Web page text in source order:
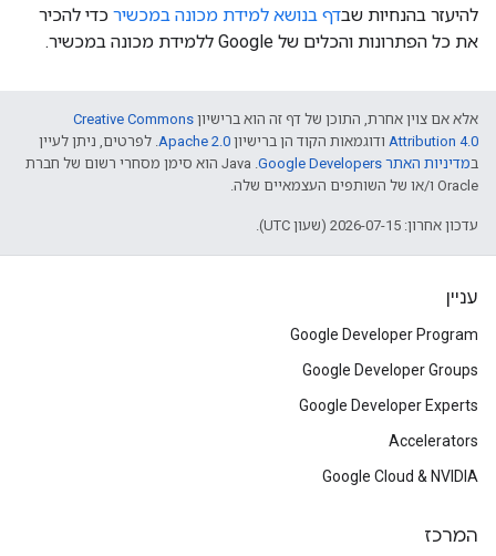
להיעזר בהנחיות שבדף בנושא למידת מכונה במכשיר כדי להכיר
את כל הפתרונות והכלים של Google ללמידת מכונה במכשיר.
אלא אם צוין אחרת, התוכן של דף זה הוא ברישיון Creative Commons
Attribution 4.0 ודוגמאות הקוד הן ברישיון Apache 2.0. לפרטים, ניתן לעיין
במדיניות האתר Google Developers‏
.‏ Java הוא סימן מסחרי רשום של חברת
Oracle ו/או של השותפים העצמאיים שלה.
עדכון אחרון: 2026-07-15 (שעון UTC).
עניין
Google Developer Program
Google Developer Groups
Google Developer Experts
Accelerators
Google Cloud & NVIDIA
המרכז